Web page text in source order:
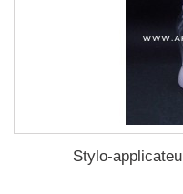
Stylo-